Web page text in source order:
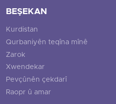
BEŞEKAN
Kurdistan
Qurbaniyên teqîna mînê
Zarok
Xwendekar
Pevçûnên çekdarî
Raopr û amar